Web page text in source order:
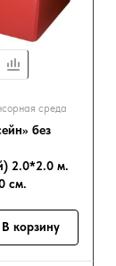
среда
без
2.0*2.0 м.
см.
В корзину